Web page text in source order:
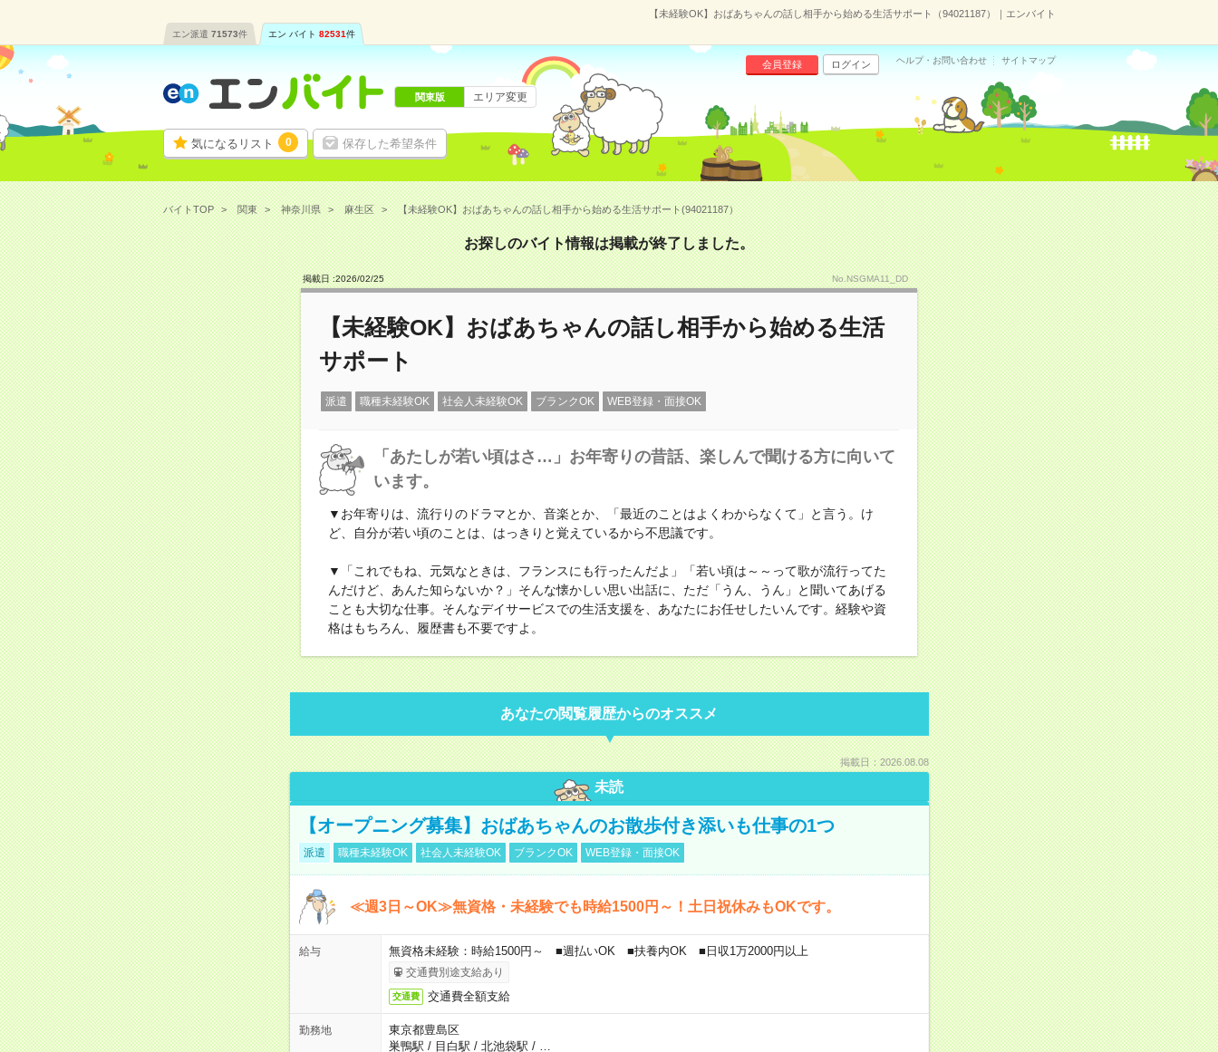
【未経験OK】おばあちゃんの話し相手から始める生活サポート（94021187）｜エンバイト
エン派遣 71573件 エン バイト 82531件
気になるリスト 0 保存した希望条件
会員登録 ログイン ヘルプ・お問い合わせ サイトマップ
関東版 エリア変更
バイトTOP 関東 神奈川県 麻生区 【未経験OK】おばあちゃんの話し相手から始める生活サポート(94021187）
お探しのバイト情報は掲載が終了しました。
掲載日 :2026/02/25 No.NSGMA11_DD
【未経験OK】おばあちゃんの話し相手から始める生活
サポート
派遣 職種未経験OK 社会人未経験OK ブランクOK WEB登録・面接OK
「あたしが若い頃はさ…」お年寄りの昔話、楽しんで聞ける方に向いて
います。
▼お年寄りは、流行りのドラマとか、音楽とか、「最近のことはよくわからなくて」と言う。け
ど、自分が若い頃のことは、はっきりと覚えているから不思議です。
▼「これでもね、元気なときは、フランスにも行ったんだよ」「若い頃は～～って歌が流行ってた
んだけど、あんた知らないか？」そんな懐かしい思い出話に、ただ「うん、うん」と聞いてあげる
ことも大切な仕事。そんなデイサービスでの生活支援を、あなたにお任せしたいんです。経験や資
格はもちろん、履歴書も不要ですよ。
あなたの閲覧履歴からのオススメ
掲載日：2026.08.08
未読
【オープニング募集】おばあちゃんのお散歩付き添いも仕事の1つ
派遣 職種未経験OK 社会人未経験OK ブランクOK WEB登録・面接OK
≪週3日～OK≫無資格・未経験でも時給1500円～！土日祝休みもOKです。
給与 無資格未経験：時給1500円～ ■週払いOK ■扶養内OK ■日収1万2000円以上
交通費別途支給あり
交通費 交通費全額支給
勤務地
東京都豊島区
巣鴨駅 / 目白駅 / 北池袋駅 /